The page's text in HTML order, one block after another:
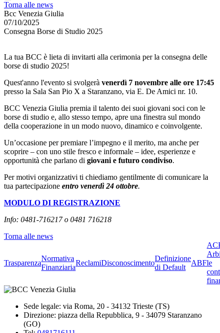
Torna alle news
Bcc Venezia Giulia
07/10/2025
Consegna Borse di Studio 2025
La tua BCC è lieta di invitarti alla cerimonia per la consegna delle
borse di studio 2025!
Quest'anno l'evento si svolgerà venerdì 7 novembre alle ore 17:45
presso la Sala San Pio X a Staranzano, via E. De Amici nr. 10.
BCC Venezia Giulia premia il talento dei suoi giovani soci con le
borse di studio e, allo stesso tempo, apre una finestra sul mondo
della cooperazione in un modo nuovo, dinamico e coinvolgente.
Un’occasione per premiare l’impegno e il merito, ma anche per
scoprire – con uno stile fresco e informale – idee, esperienze e
opportunità che parlano di giovani e futuro condiviso.
Per motivi organizzativi ti chiediamo gentilmente di comunicare la
tua partecipazione entro venerdì 24 ottobre.
MODULO DI REGISTRAZIONE
Info: 0481-716217 o 0481 716218
Torna alle news
Trasparenza
Normativa
Finanziaria
ReclamiDisconoscimento
Definizione
di Default
ABFle
Sede legale: via Roma, 20 - 34132 Trieste (TS)
Direzione: piazza della Repubblica, 9 - 34079 Staranzano
(GO)